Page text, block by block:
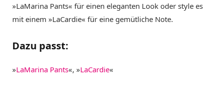
»LaMarina Pants« für einen eleganten Look oder style es
mit einem »LaCardie« für eine gemütliche Note.
Dazu passt:
»LaMarina Pants«, »LaCardie«